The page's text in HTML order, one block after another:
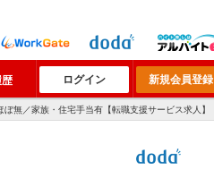
歴 ログイン 新規会員登録
無／家族・住宅手当有【転職支援サービス求人】